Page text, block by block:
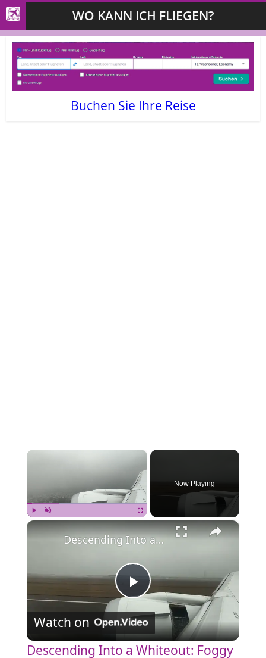
WO KANN ICH FLIEGEN?
Buchen Sie Ihre Reise
×
Play Unmute Fullscreen
Now Playing
×
P
l
Descending Into a Whiteout: Foggy Air India Landing in Smog-Choked Delhi ✈️🌫️
Watch on
Descending Into a Whiteout: Foggy